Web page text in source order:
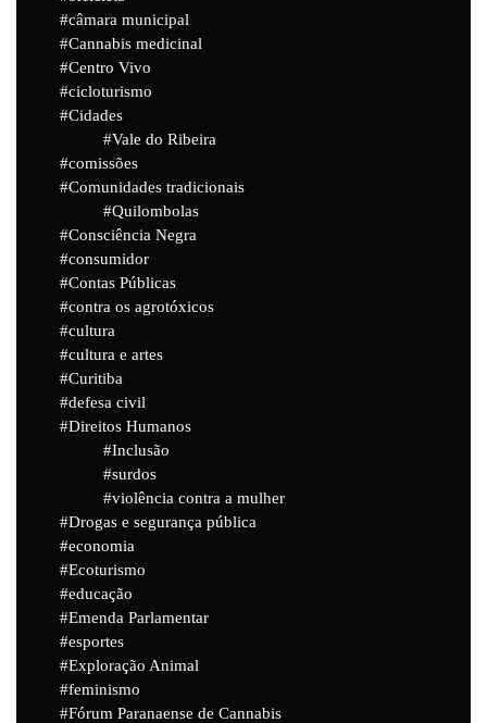
câmara municipal
Cannabis medicinal
Centro Vivo
cicloturismo
Cidades
Vale do Ribeira
comissões
Comunidades tradicionais
Quilombolas
Consciência Negra
consumidor
Contas Públicas
contra os agrotóxicos
cultura
cultura e artes
Curitiba
defesa civil
Direitos Humanos
Inclusão
surdos
violência contra a mulher
Drogas e segurança pública
economia
Ecoturismo
educação
Emenda Parlamentar
esportes
Exploração Animal
feminismo
Fórum Paranaense de Cannabis